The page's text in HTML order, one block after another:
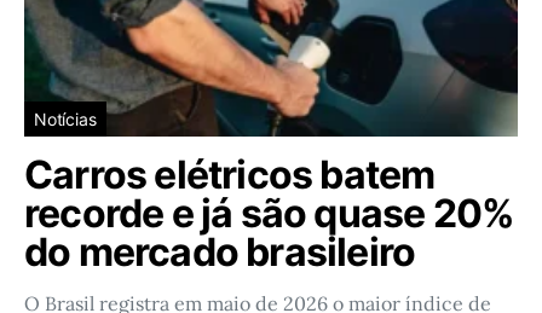
Notícias
Carros elétricos batem
recorde e já são quase 20%
do mercado brasileiro
O Brasil registra em maio de 2026 o maior índice de